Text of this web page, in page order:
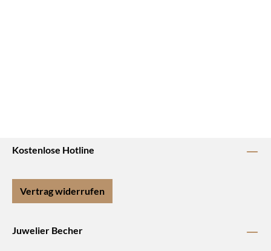
Kostenlose Hotline
Vertrag widerrufen
Juwelier Becher